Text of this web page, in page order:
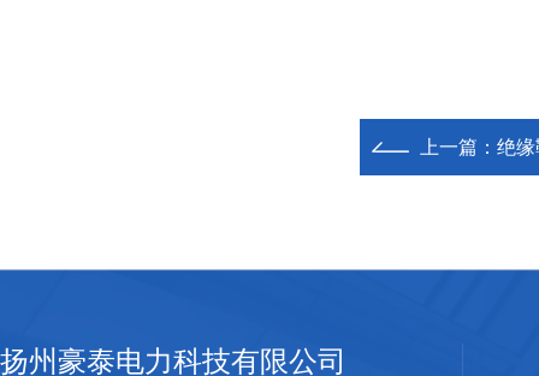
上一篇： 绝
扬州豪泰电力科技有限公司